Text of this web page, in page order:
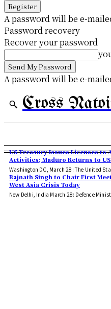
A password will be e-
Password recovery
Recover your password
A password will be e-
Cross
US Treasury Issues Licenses
Activities; Maduro Returns to
Washington DC, March 28: The United
Rajnath Singh to Chair First
West Asia Crisis Today
New Delhi, India March 28: Defence